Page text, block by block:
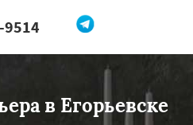
мне
в Егорьевске